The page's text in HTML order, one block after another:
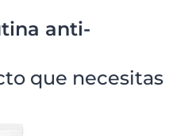
anti-
que necesitas​